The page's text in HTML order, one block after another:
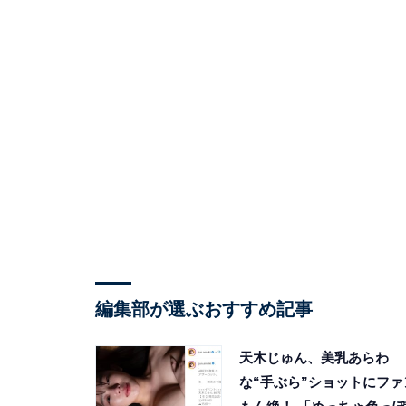
編集部が選ぶおすすめ記事
天木じゅん、美乳あらわ
な“手ぶら”ショットにファ